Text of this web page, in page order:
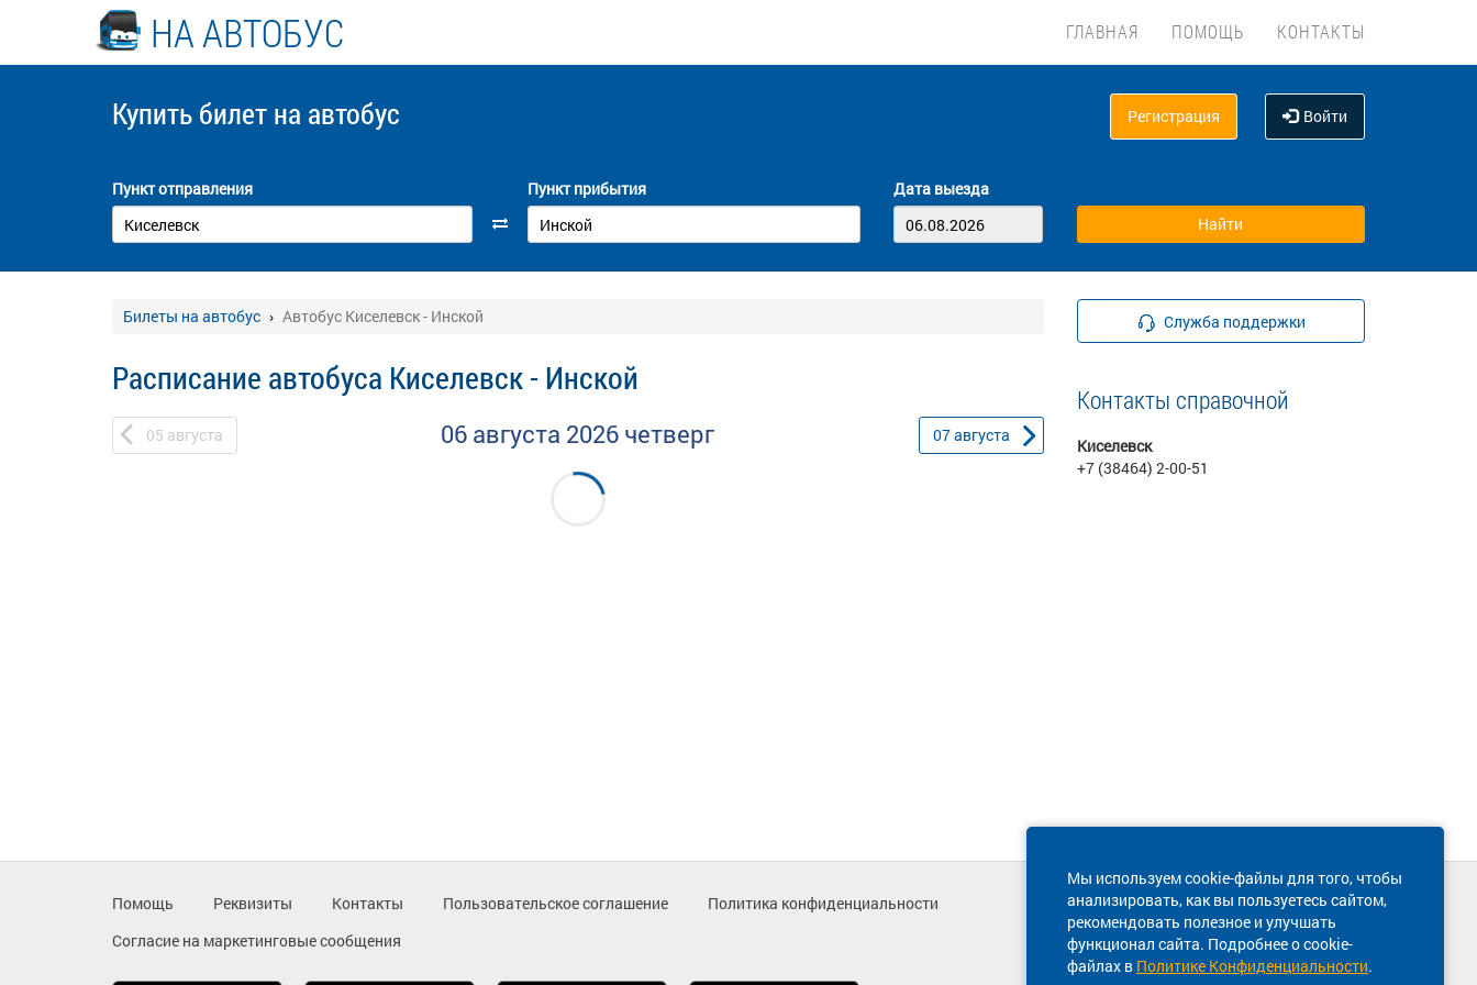
НА АВТОБУС ГЛАВНАЯ ПОМОЩЬ КОНТАКТЫ
Купить билет на автобус Регистрация Войти
Пункт отправления Пункт прибытия Дата выезда
Билеты на автобус Автобус Киселевск - Инской
Расписание автобуса Киселевск - Инской
05 августа 06 августа 2026 четверг 07августа
Служба поддержки
Контакты справочной
Киселевск
+7 (38464) 2-00-51
Мы используем cookie-файлы для того, чтобы
анализировать, как вы пользуетесь сайтом,
рекомендовать полезное и улучшать
функционал сайта. Подробнее о cookie-
файлах в Политике Конфиденциальности.
Помощь Реквизиты Контакты Пользовательское соглашение
Политика конфиденциальности
Согласие на маркетинговые сообщения
Техническая поддержка сайта
8 800 600-03-38